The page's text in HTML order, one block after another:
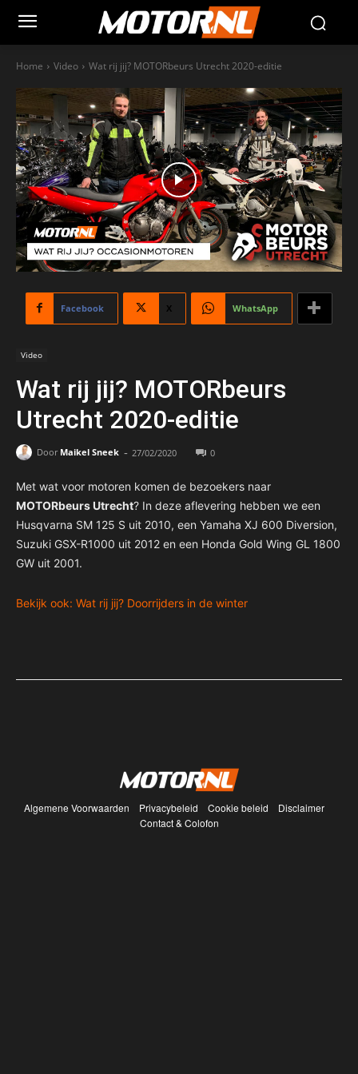
Home Video Wat rij jij? MOTORbeurs Utrecht 2020-editie
Facebook X WhatsApp
Video
Wat rij jij? MOTORbeurs
Utrecht 2020-editie
Door Maikel Sneek - 27/02/2020 0
Met wat voor motoren komen de bezoekers naar
MOTORbeurs Utrecht? In deze aflevering hebben we een
Husqvarna SM 125 S uit 2010, een Yamaha XJ 600 Diversion,
Suzuki GSX-R1000 uit 2012 en een Honda Gold Wing GL 1800
GW uit 2001.
Bekijk ook: Wat rij jij? Doorrijders in de winter
Algemene Voorwaarden Privacybeleid Cookie beleid
Disclaimer
Contact & Colofon